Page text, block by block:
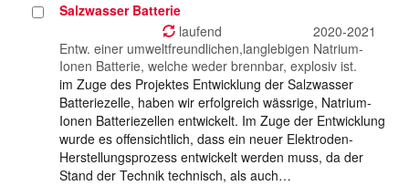
ProjektSalzwasser Batterie
laufend
2020-2021
Entw. einer umweltfreundlichen,langlebigen Natrium-
Ionen Batterie, welche weder brennbar, explosiv ist.
im Zuge des Projektes Entwicklung der Salzwasser
Batteriezelle, haben wir erfolgreich wässrige, Natrium-
Ionen Batteriezellen entwickelt. Im Zuge der Entwicklung
wurde es offensichtlich, dass ein neuer Elektroden-
Herstellungsprozess entwickelt werden muss, da der
Stand der Technik technisch, als auch…